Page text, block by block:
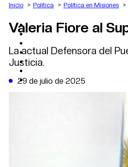
AGRO
DEPORTES
POLÍTICA
CAMBIO CLIMÁTICO
DE LA TRIBUNA TV
Inicio Política Política en Misiones
Valeria Fiore al
La actual Defensora del
Justicia.
29 de julio de 2025